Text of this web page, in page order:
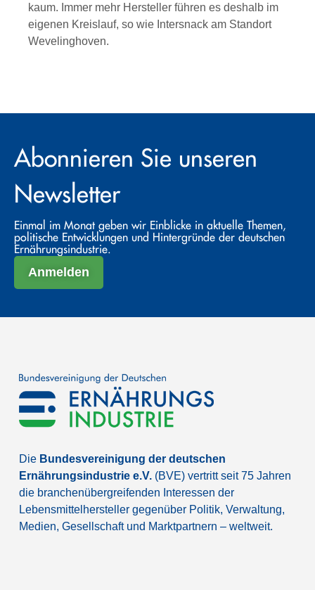
kaum. Immer mehr Hersteller führen es deshalb im
eigenen Kreislauf, so wie Intersnack am Standort
Wevelinghoven.
Abonnieren Sie unseren
Newsletter
Einmal im Monat geben wir Einblicke in aktuelle Themen,
politische Entwicklungen und Hintergründe der deutschen
Ernährungsindustrie.
Anmelden
Die Bundesvereinigung der deutschen
Ernährungsindustrie e.V. (BVE) vertritt seit 75 Jahren
die branchenübergreifenden Interessen der
Lebensmittelhersteller gegenüber Politik, Verwaltung,
Medien, Gesellschaft und Marktpartnern – weltweit.